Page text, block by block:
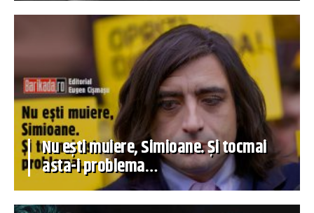
Nu ești muiere, Simioane. Și tocmai
asta-i problema…